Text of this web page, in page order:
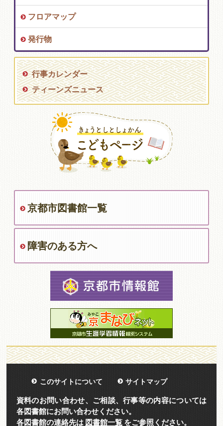
フロアマップ
発行物
行事カレンダー
ティーンズニュース
京都市図書館一覧
障害のある方へ
このサイトについて サイトマップ
資料のお問い合わせ、ご相談、行事等の内容については
各図書館にお問い合わせください。
各図書館の連絡先は 図書館一覧をご参照ください。